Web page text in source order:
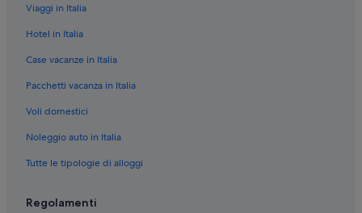
Viaggi in Italia
Hotel in Italia
Case vacanze in Italia
Pacchetti vacanza in Italia
Voli domestici
Noleggio auto in Italia
Tutte le tipologie di alloggi
Regolamenti